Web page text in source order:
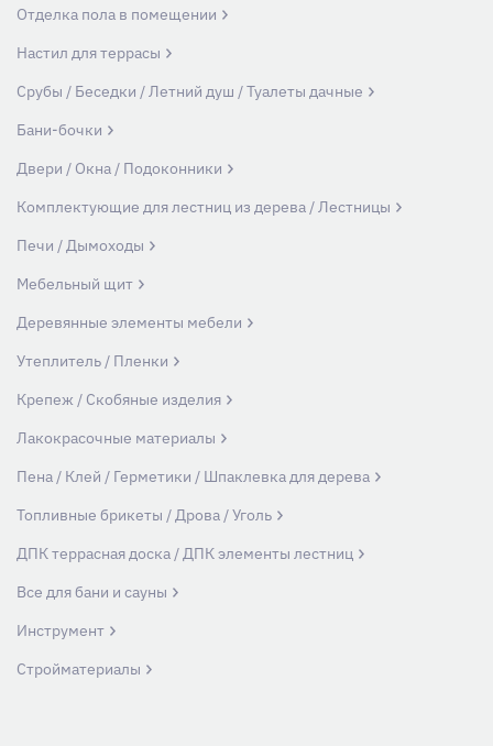
Отделка пола в помещении
Настил для террасы
Срубы / Беседки / Летний душ / Туалеты дачные
Бани-бочки
Двери / Окна / Подоконники
Комплектующие для лестниц из дерева / Лестницы
Печи / Дымоходы
Мебельный щит
Деревянные элементы мебели
Утеплитель / Пленки
Крепеж / Скобяные изделия
Лакокрасочные материалы
Пена / Клей / Герметики / Шпаклевка для дерева
Топливные брикеты / Дрова / Уголь
ДПК террасная доска / ДПК элементы лестниц
Все для бани и сауны
Инструмент
Стройматериалы